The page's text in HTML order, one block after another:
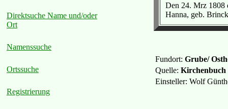
Direktsuche Name und/oder
Ort
Namenssuche
Ortssuche
Registrierung
Den 24. Mrz 1808
Hanna, geb.
Fundort: Grube/
Quelle: Kirchenbuch
Einsteller: Wolf